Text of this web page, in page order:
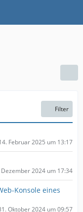
Filter
Februar 2025 um 13:17
Dezember 2024 um 17:34
Konsole eines
Oktober 2024 um 09:57